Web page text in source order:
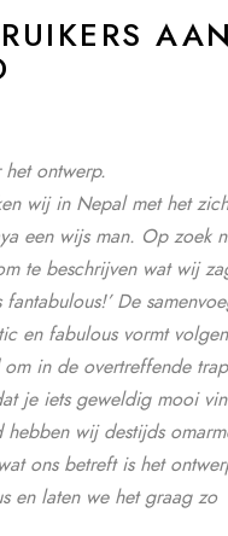
ontwerp.
wij in Nepal met het
een wijs man. Op zoek
te beschrijven wat wij
fantabulous!’ De
en fabulous vormt
in de overtreffende
je iets geweldig mooi
hebben wij destijds
ons betreft is het
en laten we het graag zo